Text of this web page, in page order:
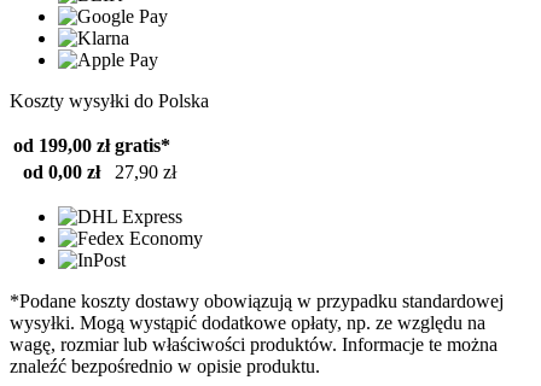
Koszty wysyłki do Polska
od 199,00 zł gratis*
od 0,00 zł
27,90 zł
*Podane koszty dostawy obowiązują w przypadku standardowej
wysyłki. Mogą wystąpić dodatkowe opłaty, np. ze względu na
wagę, rozmiar lub właściwości produktów. Informacje te można
znaleźć bezpośrednio w opisie produktu.